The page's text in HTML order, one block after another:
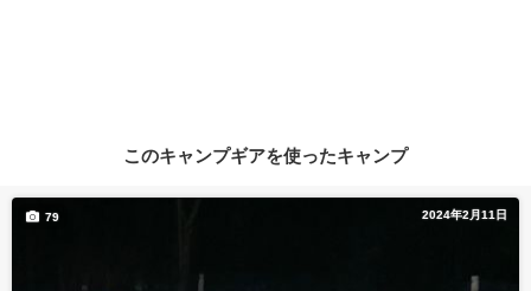
このキャンプギアを使ったキャンプ
2024年2月11日
79